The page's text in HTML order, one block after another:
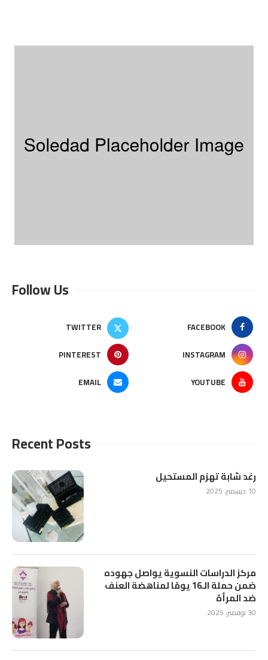
Follow Us
FACEBOOK
TWITTER
INSTAGRAM
PINTEREST
YOUTUBE
EMAIL
Recent Posts
رغد شابة تهزم المستحيل
10 ديسمبر، 2025
مركز الدراسات النسوية يواصل جهوده
ضمن حملة الـ16 يومًا لمناهضة العنف
ضد المرأة
30 نوفمبر، 2025